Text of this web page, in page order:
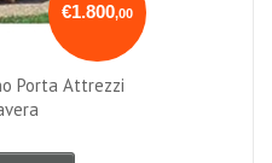
€1.800,00
Porta Attrezzi